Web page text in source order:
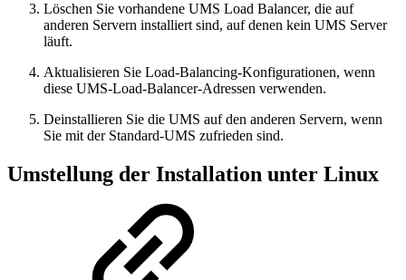
Löschen Sie vorhandene UMS Load Balancer, die auf
anderen Servern installiert sind, auf denen kein UMS Server
läuft.
Aktualisieren Sie Load-Balancing-Konfigurationen, wenn
diese UMS-Load-Balancer-Adressen verwenden.
Deinstallieren Sie die UMS auf den anderen Servern, wenn
Sie mit der Standard-UMS zufrieden sind.
Umstellung der Installation unter Linux